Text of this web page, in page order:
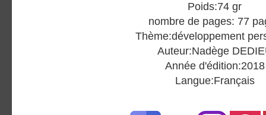
Poids:74 gr
nombre de pages: 77
Thème:développement
Auteur:Nadège
Année d'édition:2018
Langue:Français